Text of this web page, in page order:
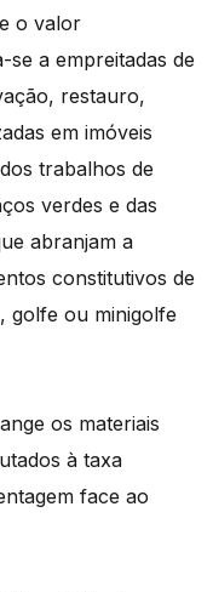
o valor
a empreitadas de
restauro,
em imóveis
trabalhos de
verdes e das
abranjam a
constitutivos de
golfe ou minigolfe
os materiais
à taxa
face ao